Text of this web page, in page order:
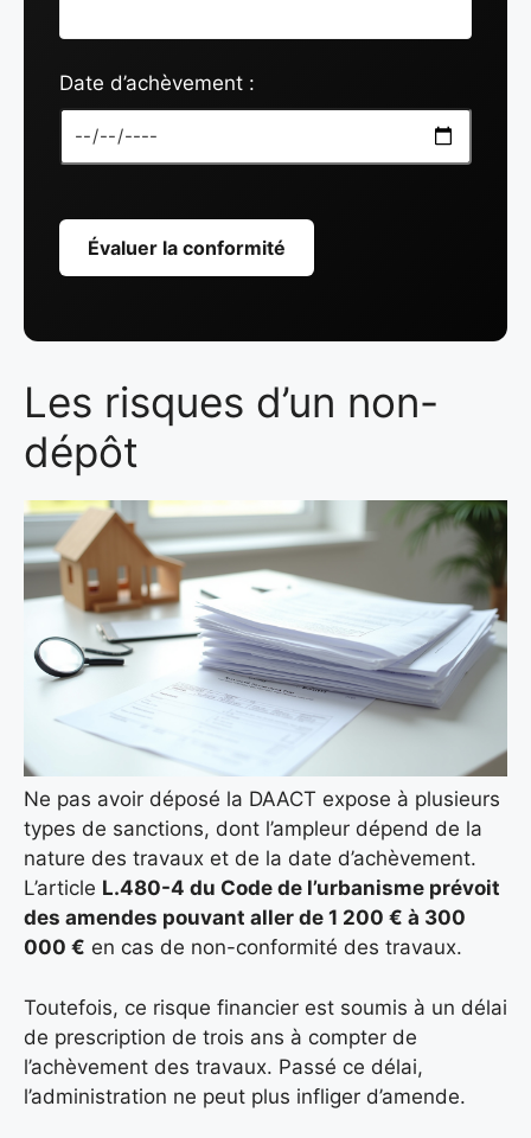
Date d’achèvement :
Évaluer la conformité
Les risques d’un non-
dépôt
Ne pas avoir déposé la DAACT expose à plusieurs
types de sanctions, dont l’ampleur dépend de la
nature des travaux et de la date d’achèvement.
L’article L.480-4 du Code de l’urbanisme prévoit
des amendes pouvant aller de 1 200 € à 300
000 € en cas de non-conformité des travaux.
Toutefois, ce risque financier est soumis à un délai
de prescription de trois ans à compter de
l’achèvement des travaux. Passé ce délai,
l’administration ne peut plus infliger d’amende.